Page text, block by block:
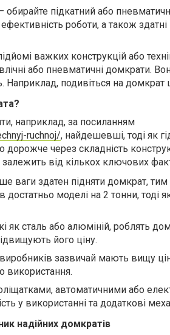
обирайте підкатний або
роботи, а також
важких конструкцій або
або пневматичні домкрати.
Наприклад, подивіться на домкрат
наприклад, за посиланням
ruchnoj/, найдешевші, тоді як
через складність
від кількох ключових
ваги здатен підняти домкрат,
моделі на 2 тонни, тоді
як сталь або алюміній, роблять
його ціну.
зазвичай мають вищу
використання.
автоматичними або
у використанні та додаткові
надійних домкратів